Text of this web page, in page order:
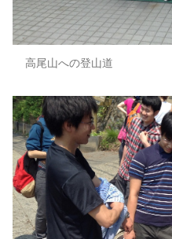
高尾山への登山道